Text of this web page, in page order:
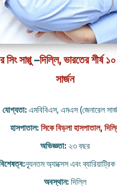
সিং সাগ্গু–দিল্লি, ভারতের শীর্ষ
সার্জন
যোগ্যতা: এমবিবিএস, এমএস (জেনারেল
হাসপাতাল: সিকে বিড়লা হাসপাতাল,
অভিজ্ঞতা: ২৩ বছর
ন্যূনতম অ্যাক্সেস এবং ব্যারিয়াট্রিক
অবস্থান: দিল্লি